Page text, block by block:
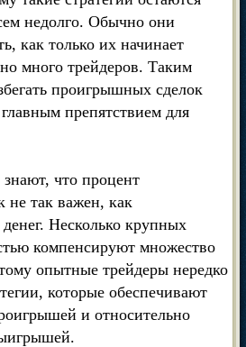
недолго. Обычно они
как только их начинает
много трейдеров. Таким
проигрышных сделок
препятствием для
что процент
так важен, как
Несколько крупных
компенсируют множество
опытные трейдеры нередко
которые обеспечивают
и относительно